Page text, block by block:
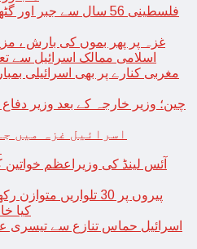
فلسطینی 56 سال سے جبر
اسلامی ممالک اسرائیل سے
چین؛ وزیر خارجہ کے بعد وزیر
اسرائیل غزہ میں
آئس لینڈ کی وزیراعظم
پیروں پر 30 تلواریں متوازن رکھنے کا عالمی ریکارڈ قائم
کیا
اسرائیل حماس تنازع سے تیسری